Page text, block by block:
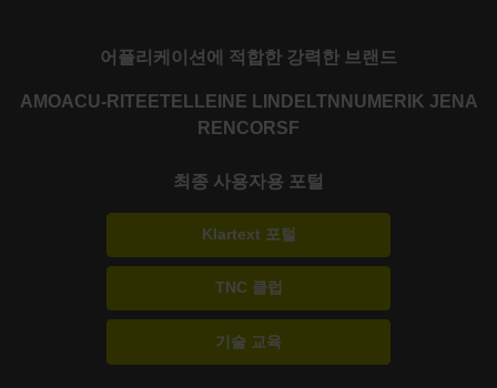
어플리케이션에 적합한 강력한 브랜드
AMOACU-RITE ETEL LEINE LINDE LTN NUMERIK JENA
RENCORSF
최종 사용자용 포털
Klartext 포털
TNC 클럽
기술 교육